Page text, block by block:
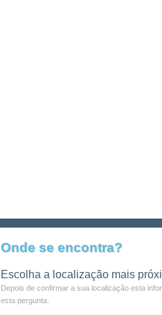
Onde se encontra?
Escolha a localização mais
Depois de confirmar a sua localização esta
esta pergunta.